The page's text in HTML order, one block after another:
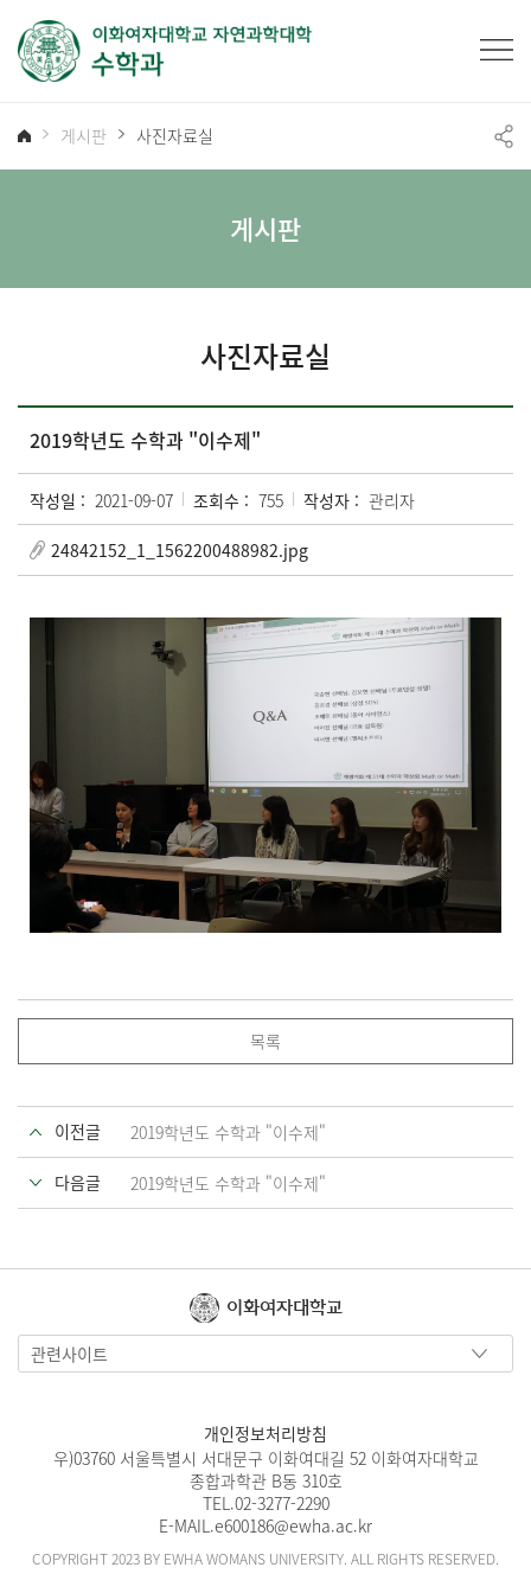
게시판 사진자료실
게시판
사진자료실
2019학년도 수학과 "이수제"
작성일 : 2021-09-07 조회수 : 755 작성자 : 관리자
24842152_1_1562200488982.jpg
목록
이전글 2019학년도 수학과 "이수제"
다음글 2019학년도 수학과 "이수제"
이화여자대학교
관련사이트
개인정보처리방침
우)03760 서울특별시 서대문구 이화여대길 52 이화여자대학교
종합과학관 B동 310호
TEL.02-3277-2290
E-MAIL.e600186@ewha.ac.kr
COPYRIGHT 2023 BY EWHA WOMANS UNIVERSITY. ALL RIGHTS RESERVED.